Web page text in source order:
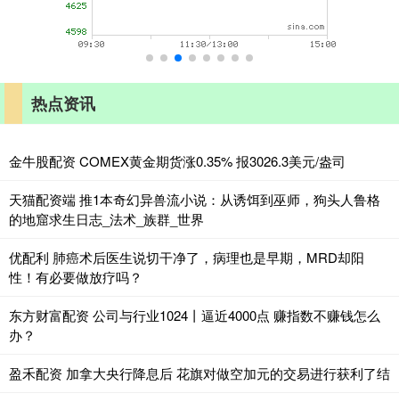
热点资讯
金牛股配资 COMEX黄金期货涨0.35% 报3026.3美元/盎司
天猫配资端 推1本奇幻异兽流小说：从诱饵到巫师，狗头人鲁格
的地窟求生日志_法术_族群_世界
优配利 肺癌术后医生说切干净了，病理也是早期，MRD却阳
性！有必要做放疗吗？
东方财富配资 公司与行业1024丨逼近4000点 赚指数不赚钱怎么
办？
盈禾配资 加拿大央行降息后 花旗对做空加元的交易进行获利了结